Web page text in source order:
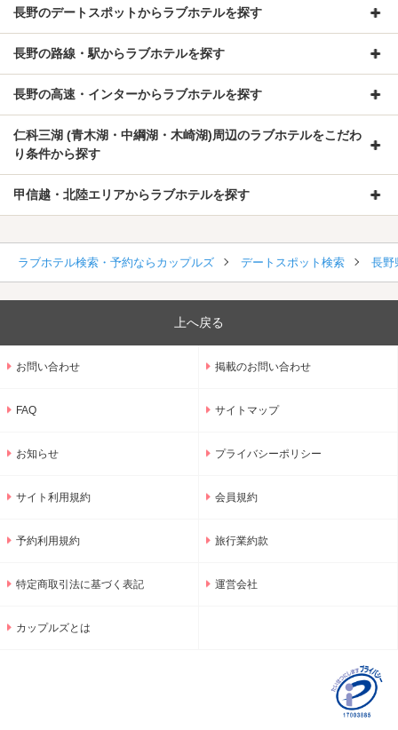
長野のデートスポットからラブホテルを探す
長野の路線・駅からラブホテルを探す
長野の高速・インターからラブホテルを探す
仁科三湖 (青木湖・中綱湖・木崎湖)周辺のラブホテルをこだわ
り条件から探す
甲信越・北陸エリアからラブホテルを探す
ラブホテル検索・予約ならカップルズ デートスポット検索 長野
上へ戻る
お問い合わせ 掲載のお問い合わせ
FAQ サイトマップ
お知らせ プライバシーポリシー
サイト利用規約 会員規約
予約利用規約 旅行業約款
特定商取引法に基づく表記 運営会社
カップルズとは